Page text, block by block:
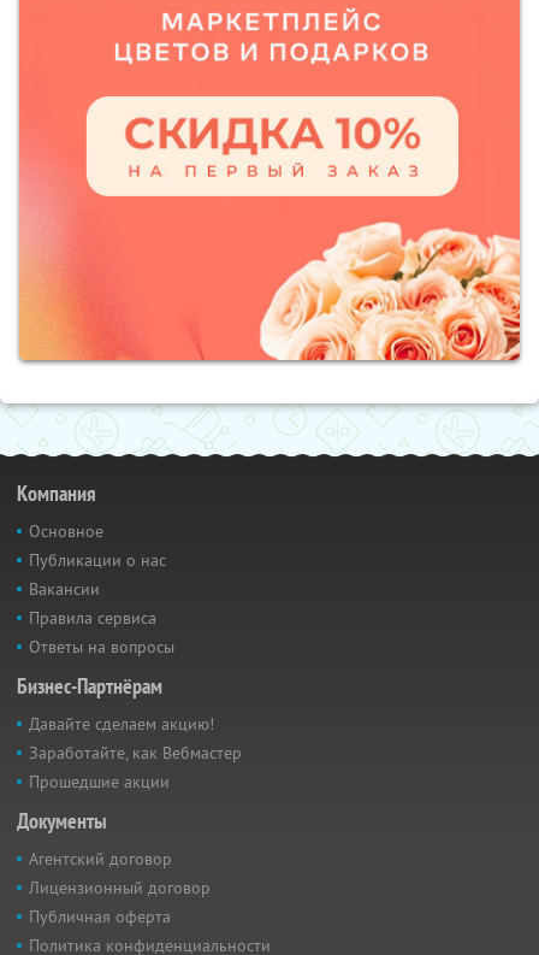
Компания
Основное
Публикации о нас
Вакансии
Правила сервиса
Ответы на вопросы
Бизнес-Партнёрам
Давайте сделаем акцию!
Заработайте, как Вебмастер
Прошедшие акции
Документы
Агентский договор
Лицензионный договор
Публичная оферта
Политика конфиденциальности